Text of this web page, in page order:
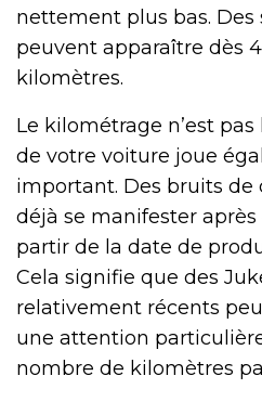
nettement plus bas. Des
peuvent apparaître dès
kilomètres.
Le kilométrage n’est pas
de votre voiture joue
important. Des bruits
déjà se manifester après
partir de la date de
Cela signifie que des
relativement récents
une attention
nombre de kilomètres